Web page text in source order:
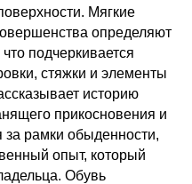
Мягкие
определяют
подчеркивается
стяжки и элементы
историю
прикосновения и
рамки обыденности,
опыт, который
Обувь